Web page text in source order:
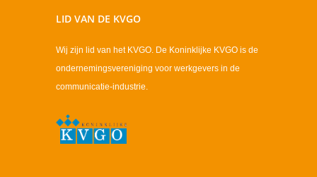
LID VAN DE KVGO
Wij zijn lid van het KVGO. De Koninklijke KVGO is de
ondernemingsvereniging voor werkgevers in de
communicatie-industrie.